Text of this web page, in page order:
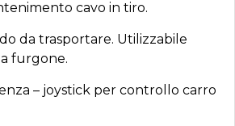
cavo in tiro.
da trasportare. Utilizzabile
furgone.
– joystick per controllo carro